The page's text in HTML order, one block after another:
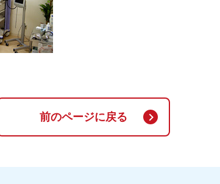
前のページに戻る